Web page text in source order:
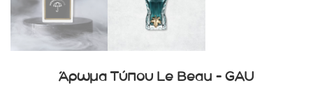
Άρωμα Τύπου Le Beau – GAU